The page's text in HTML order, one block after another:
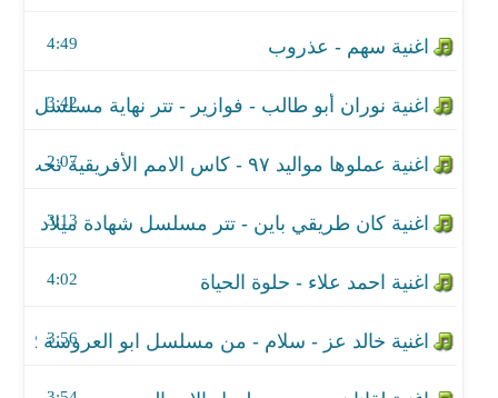
4:49
3:42
2:07
3:13
4:02
اغنية خالد عز - سلام - من مسلسل ابو العروسة 2
3:56
اغنية لقانا نصيب - مسلسل الاب الروحي
اغنية سقفة - من مهرجان الجونة